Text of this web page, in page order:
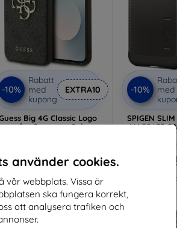
använder cookies.
vår webbplats. Vissa är
ska fungera korrekt,
att analysera trafiken och
-10%
Rabatt
med
kupong
EXTRA10
Big 4G Classic Logo
for Samsung Galaxy
283 kr
Sista varan i lager
-10%
med
SPIGEN
MAGSAFE
Sista